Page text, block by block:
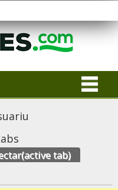
(active tab)